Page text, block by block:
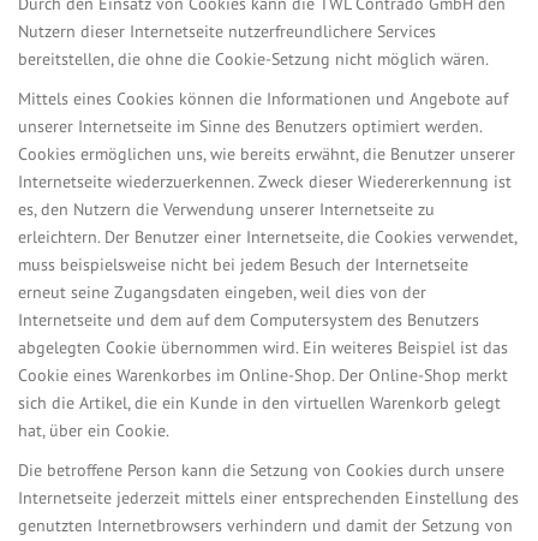
Nutzern dieser Internetseite nutzerfreundlichere Services
bereitstellen, die ohne die Cookie-Setzung nicht möglich wären.
Mittels eines Cookies können die Informationen und Angebote auf
unserer Internetseite im Sinne des Benutzers optimiert werden.
Cookies ermöglichen uns, wie bereits erwähnt, die Benutzer unserer
Internetseite wiederzuerkennen. Zweck dieser Wiedererkennung ist
es, den Nutzern die Verwendung unserer Internetseite zu
erleichtern. Der Benutzer einer Internetseite, die Cookies verwendet,
muss beispielsweise nicht bei jedem Besuch der Internetseite
erneut seine Zugangsdaten eingeben, weil dies von der
Internetseite und dem auf dem Computersystem des Benutzers
abgelegten Cookie übernommen wird. Ein weiteres Beispiel ist das
Cookie eines Warenkorbes im Online-Shop. Der Online-Shop merkt
sich die Artikel, die ein Kunde in den virtuellen Warenkorb gelegt
hat, über ein Cookie.
Die betroffene Person kann die Setzung von Cookies durch unsere
Internetseite jederzeit mittels einer entsprechenden Einstellung des
genutzten Internetbrowsers verhindern und damit der Setzung von